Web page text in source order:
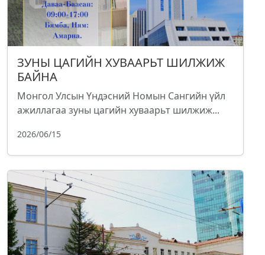
ЗУНЫ ЦАГИЙН ХУВААРЬТ ШИЛЖИЖ
БАЙНА
Монгол Улсын Үндэсний Номын Сангийн үйл
ажиллагаа зуны цагийн хуваарьт шилжиж...
2026/06/15